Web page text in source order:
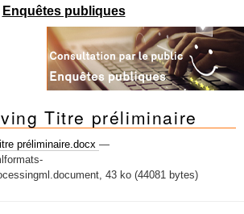
Enquêtes publiques
Titre préliminaire
préliminaire.docx —
43 ko (44081 bytes)